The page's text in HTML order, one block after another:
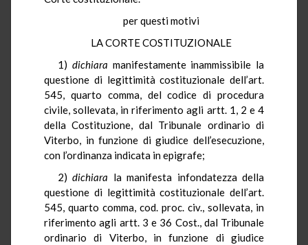
per questi motivi
LA CORTE COSTITUZIONALE
1) dichiara manifestamente inammissibile la
questione di legittimità costituzionale dell’art.
545, quarto comma, del codice di procedura
civile, sollevata, in riferimento agli artt. 1, 2 e 4
della Costituzione, dal Tribunale ordinario di
Viterbo, in funzione di giudice dell’esecuzione,
con l’ordinanza indicata in epigrafe;
2)dichiara la manifesta infondatezza della
questione di legittimità costituzionale dell’art.
545, quarto comma, cod. proc. civ., sollevata, in
riferimento agli artt. 3 e 36 Cost., dal Tribunale
ordinario di Viterbo, in funzione di giudice